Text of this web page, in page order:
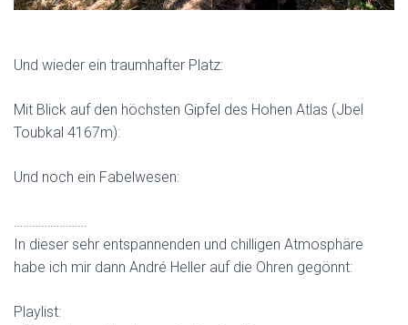
Und wieder ein traumhafter Platz:
Mit Blick auf den höchsten Gipfel des Hohen Atlas (Jbel
Toubkal 4167m):
Und noch ein Fabelwesen:
……………………
In dieser sehr entspannenden und chilligen Atmosphäre
habe ich mir dann André Heller auf die Ohren gegönnt:
Playlist: